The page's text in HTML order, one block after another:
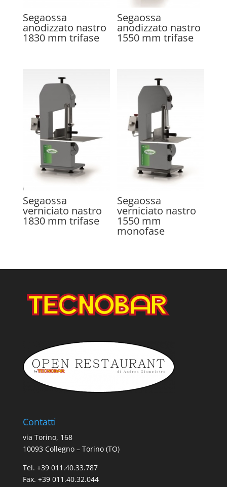
Segaossa
anodizzato nastro
1830 mm trifase
Segaossa
anodizzato nastro
1550 mm trifase
Segaossa
verniciato nastro
1830 mm trifase
Segaossa
verniciato nastro
1550 mm
monofase
Contatti
via Torino, 168
10093 Collegno – Torino (TO)
Tel. +39 011.40.33.787
Fax. +39 011.40.32.044